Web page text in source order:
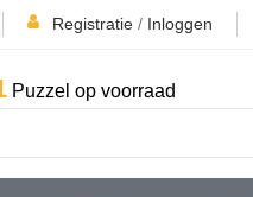
Registratie / Inloggen
Puzzel op voorraad